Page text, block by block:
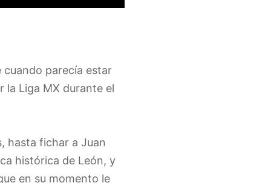
cuando parecía estar
Liga MX durante el
hasta fichar a Juan
histórica de León, y
en su momento le